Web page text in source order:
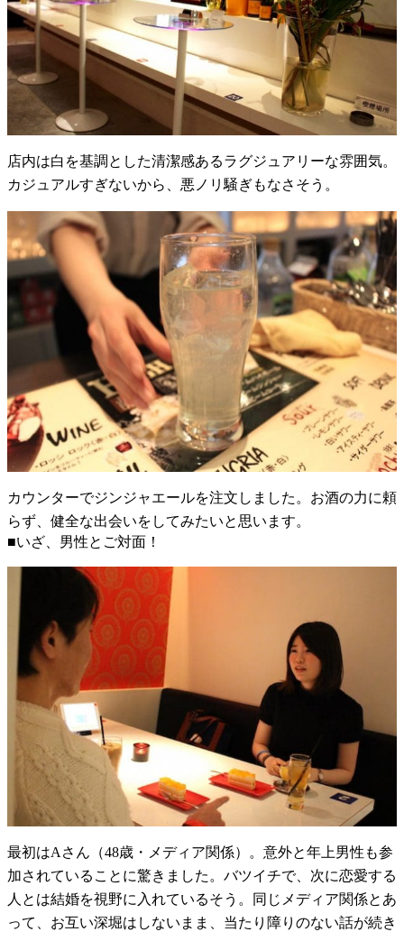
店内は白を基調とした清潔感あるラグジュアリーな雰囲気。
カジュアルすぎないから、悪ノリ騒ぎもなさそう。
カウンターでジンジャエールを注文しました。お酒の力に頼
らず、健全な出会いをしてみたいと思います。
■いざ、男性とご対面！
最初はAさん（48歳・メディア関係）。意外と年上男性も参
加されていることに驚きました。バツイチで、次に恋愛する
人とは結婚を視野に入れているそう。同じメディア関係とあ
って、お互い深堀はしないまま、当たり障りのない話が続き